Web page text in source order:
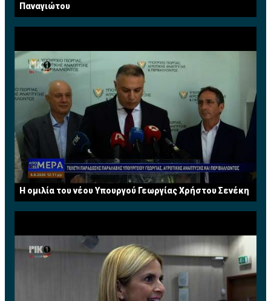
Παναγιώτου
Η ομιλία του νέου Υπουργού Γεωργίας Χρήστου Σενέκη